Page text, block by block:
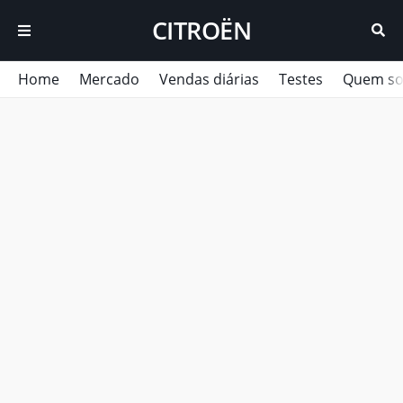
CITROËN
Home Mercado Vendas diárias Testes Quem